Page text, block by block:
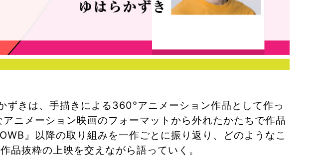
きは、手描きによる360°アニメーション作品として作っ
ニメーション映画のフォーマットから外れたかたちで作品
』以降の取り組みを一作ごとに振り返り、どのようなこ
品抜粋の上映を交えながら語っていく。